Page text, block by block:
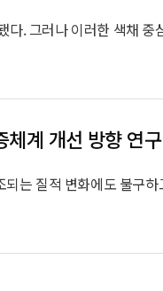
계 개선 방향 연구